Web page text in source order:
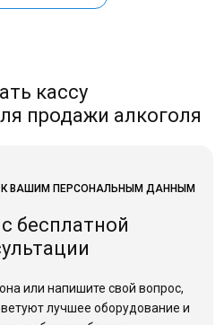
кассу
продажи алкоголя
ВАШИМ ПЕРСОНАЛЬНЫМ ДАННЫМ
бесплатной
или напишите свой вопрос,
лучшее оборудование и